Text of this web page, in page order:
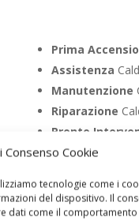
Consenso Cookie
tecnologie come i
del dispositivo. Il
dati come il comportamento
Prima
Assistenza
Manutenzione
Riparazione
Pronto
Sostituzione
Caldaia
Controllo Fumi
Bollino Blu